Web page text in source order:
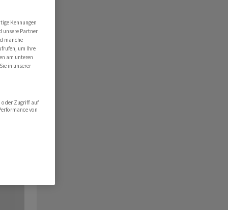
Kennungen
unsere Partner
manche
um Ihre
am unteren
in unserer
oder Zugriff auf
von